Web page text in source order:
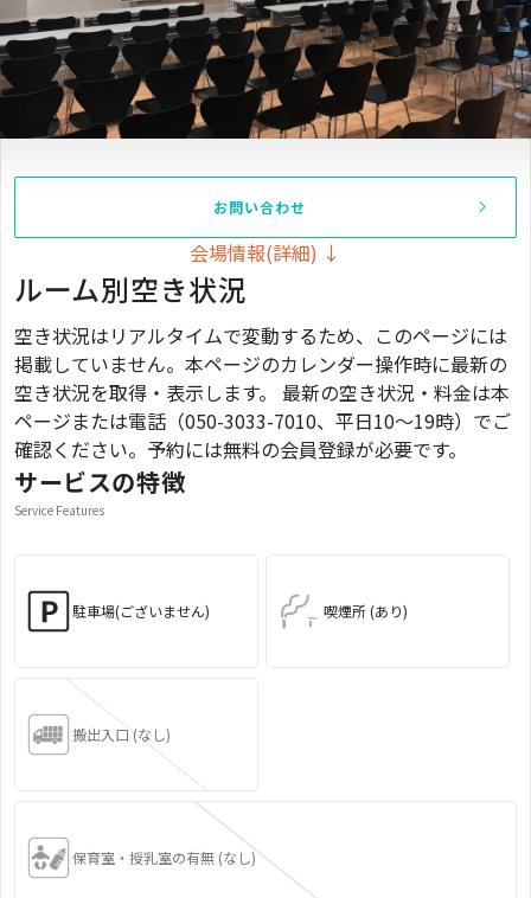
お問い合わせ
会場情報(詳細) ↓
ルーム別空き状況
空き状況はリアルタイムで変動するため、このページには
掲載していません。本ページのカレンダー操作時に最新の
空き状況を取得・表示します。 最新の空き状況・料金は本
ページまたは電話（050-3033-7010、平日10〜19時）でご
確認ください。予約には無料の会員登録が必要です。
サービスの特徴
Service Features
駐車場(ございません) 喫煙所 (あり)
搬出入口 (なし)
保育室・授乳室の有無 (なし)